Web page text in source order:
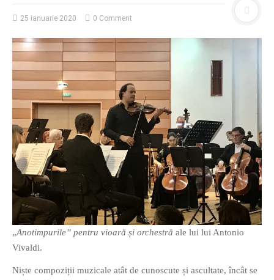
O poveste in care sexul se
confunda cu dragostea,
cinismul cu idealismul si
poezia cu umorul.
DESCARCĂ!
25 ianuarie 2020 0 Comment
„Anotimpurile” pentru vioară și orchestră ale lui lui Antonio
Vivaldi.
Niște compoziții muzicale atât de cunoscute și ascultate, încât se